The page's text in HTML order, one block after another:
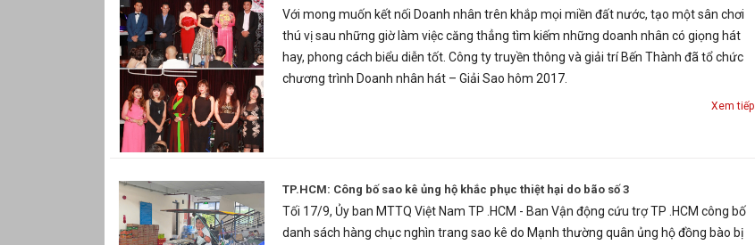
Với mong muốn kết nối Doanh nhân trên khắp mọi miền đất nước, tạo một sân chơi
thú vị sau những giờ làm việc căng thẳng tìm kiếm những doanh nhân có giọng hát
hay, phong cách biểu diễn tốt. Công ty truyền thông và giải trí Bến Thành đã tổ chức
chương trình Doanh nhân hát – Giải Sao hôm 2017.
Xem tiếp
TP.HCM: Công bố sao kê ủng hộ khắc phục thiệt hại do bão số 3
Tối 17/9, Ủy ban MTTQ Việt Nam TP .HCM - Ban Vận động cứu trợ TP .HCM công bố
danh sách hàng chục nghìn trang sao kê do Mạnh thường quân ủng hộ đồng bào bị